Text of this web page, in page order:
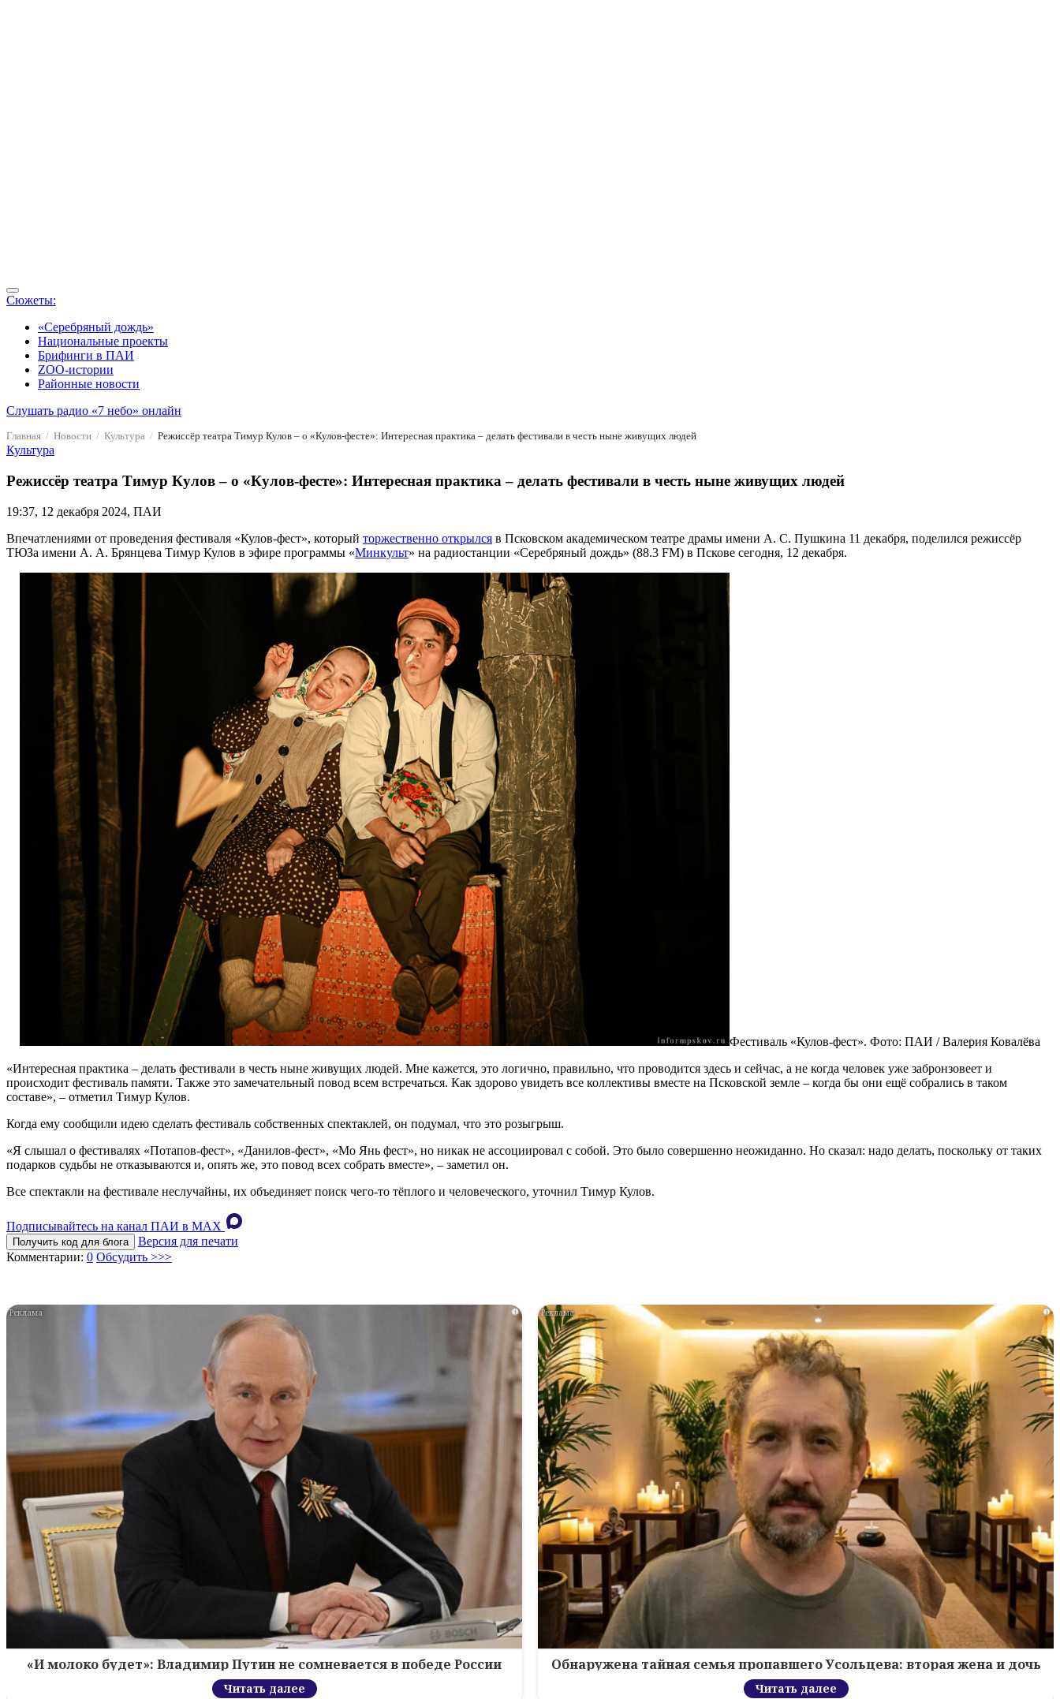
Сюжеты:
«Серебряный дождь»
Национальные проекты
Брифинги в ПАИ
ZOO-истории
Районные новости
Слушать радио «7 небо» онлайн
Главная Новости Культура Режиссёр театра Тимур Кулов – о «Кулов-фесте»: Интересная практика – делать фестивали в честь ныне живущих людей
Культура
Режиссёр театра Тимур Кулов – о «Кулов-фесте»: Интересная практика – делать фестивали в честь ныне живущих людей
19:37, 12 декабря 2024, ПАИ
Впечатлениями от проведения фестиваля «Кулов-фест», который торжественно открылся в Псковском академическом театре драмы имени А. С. Пушкина 11 декабря, поделился режиссёр
ТЮЗа имени А. А. Брянцева Тимур Кулов в эфире программы «Минкульт» на радиостанции «Серебряный дождь» (88.3 FM) в Пскове сегодня, 12 декабря.
Фестиваль «Кулов-фест». Фото: ПАИ / Валерия Ковалёва
«Интересная практика – делать фестивали в честь ныне живущих людей. Мне кажется, это логично, правильно, что проводится здесь и сейчас, а не когда человек уже забронзовеет и
происходит фестиваль памяти. Также это замечательный повод всем встречаться. Как здорово увидеть все коллективы вместе на Псковской земле – когда бы они ещё собрались в таком
составе», – отметил Тимур Кулов.
Когда ему сообщили идею сделать фестиваль собственных спектаклей, он подумал, что это розыгрыш.
«Я слышал о фестивалях «Потапов-фест», «Данилов-фест», «Мо Янь фест», но никак не ассоциировал с собой. Это было совершенно неожиданно. Но сказал: надо делать, поскольку от таких
подарков судьбы не отказываются и, опять же, это повод всех собрать вместе», – заметил он.
Все спектакли на фестивале неслучайны, их объединяет поиск чего-то тёплого и человеческого, уточнил Тимур Кулов.
Подписывайтесь на канал ПАИ в MAХ
Получить код для блога
Версия для печати
Комментарии: 0 Обсудить >>>
i
«И молоко будет»: Владимир Путин не сомневается в победе России
Читать далее
i
Обнаружена тайная семья пропавшего Усольцева: вторая жена и дочь
Читать далее